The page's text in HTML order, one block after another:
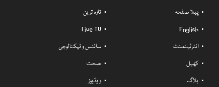
پہلا صفحہ
تازہ ترین
English
Live TV
انٹرٹینمنٹ
سائنس و ٹیکنالوجی
کھیل
صحت
بلاگ
ویڈیوز